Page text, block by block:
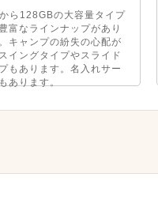
ら128GBの大容量タイプ
富なラインナップがあり
キャンプの紛失の心配が
イングタイプやスライド
もあります。名入れサー
あります。